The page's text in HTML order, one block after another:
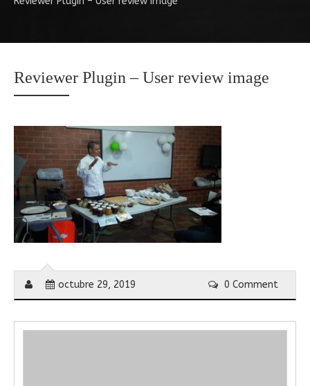
Reviewer Plugin – User review image
octubre 29, 2019 0 Comment